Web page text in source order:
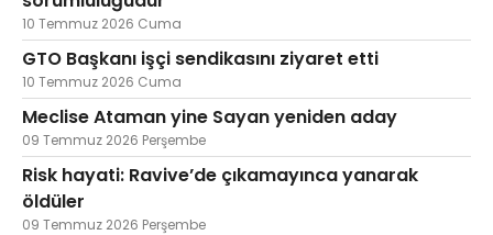
10 Temmuz 2026 Cuma
GTO Başkanı işçi sendikasını ziyaret etti
10 Temmuz 2026 Cuma
Meclise Ataman yine Sayan yeniden aday
09 Temmuz 2026 Perşembe
Risk hayati: Ravive’de çıkamayınca yanarak
öldüler
09 Temmuz 2026 Perşembe